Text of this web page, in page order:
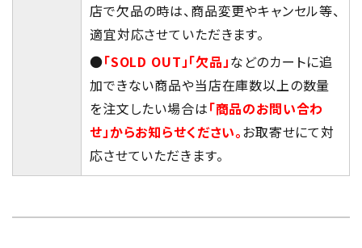
店で欠品の時は、商品変更やキャンセル等、
適宜対応させていただきます。
●「SOLD OUT」「欠品」などのカートに追
加できない商品や当店在庫数以上の数量
を注文したい場合は「商品のお問い合わ
せ」からお知らせください。お取寄せにて対
応させていただきます。